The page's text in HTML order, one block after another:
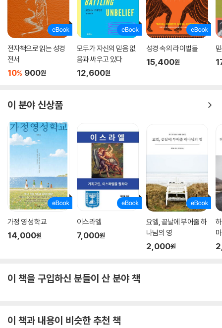
전자책으로 읽는 성경
전서
10% 900원
모두가 자신의 믿음 없
음과 싸우고 있다
12,600원
성경 속의 라이벌들
15,400원
이 분야 신상품
가정 영성 학교
14,000원
이스라엘
7,000원
요엘, 끝날에 부어줄 하
나님의 영
2,000원
이 책을 구입하신 분들이 산 분야 책
이 책과 내용이 비슷한 추천 책